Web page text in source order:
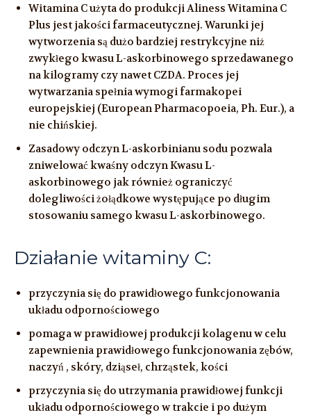
Witamina C użyta do produkcji Aliness Witamina C
Plus jest jakości farmaceutycznej. Warunki jej
wytworzenia są dużo bardziej restrykcyjne niż
zwykłego kwasu L-askorbinowego sprzedawanego
na kilogramy czy nawet CZDA. Proces jej
wytwarzania spełnia wymogi farmakopei
europejskiej (European Pharmacopoeia, Ph. Eur.), a
nie chińskiej.
Zasadowy odczyn L-askorbinianu sodu pozwala
zniwelować kwaśny odczyn Kwasu L-
askorbinowego jak również ograniczyć
dolegliwości żołądkowe występujące po długim
stosowaniu samego kwasu L-askorbinowego.
Działanie witaminy C:
przyczynia się do prawidłowego funkcjonowania
układu odpornościowego
pomaga w prawidłowej produkcji kolagenu w celu
zapewnienia prawidłowego funkcjonowania zębów,
naczyń , skóry, dziąseł, chrząstek, kości
przyczynia się do utrzymania prawidłowej funkcji
układu odpornościowego w trakcie i po dużym